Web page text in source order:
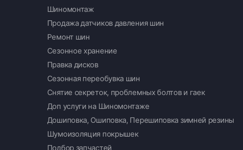
Шиномонтаж
Продажа датчиков давления шин
Ремонт шин
Сезонное хранение
Правка дисков
Сезонная переобувка шин
Снятие секреток, проблемных болтов и гаек
Доп услуги на Шиномонтаже
Дошиповка, Ошиповка, Перешиповка зимней резины
Шумоизоляция покрышек
Подбор запчастей